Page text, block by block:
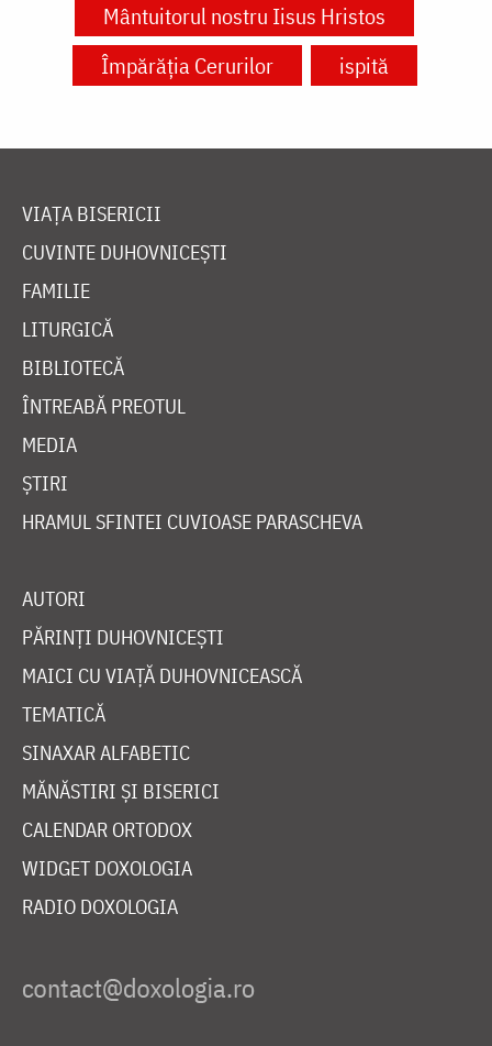
Mântuitorul nostru Iisus Hristos
Împărăția Cerurilor
ispită
VIAȚA BISERICII
CUVINTE DUHOVNICEȘTI
FAMILIE
LITURGICĂ
BIBLIOTECĂ
ÎNTREABĂ PREOTUL
MEDIA
ȘTIRI
HRAMUL SFINTEI CUVIOASE PARASCHEVA
AUTORI
PĂRINȚI DUHOVNICEȘTI
MAICI CU VIAȚĂ DUHOVNICEASCĂ
TEMATICĂ
SINAXAR ALFABETIC
MĂNĂSTIRI ȘI BISERICI
CALENDAR ORTODOX
WIDGET DOXOLOGIA
RADIO DOXOLOGIA